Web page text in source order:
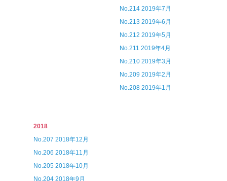
No.214 2019年7月
No.213 2019年6月
No.212 2019年5月
No.211 2019年4月
No.210 2019年3月
No.209 2019年2月
No.208 2019年1月
2018
No.207 2018年12月
No.206 2018年11月
No.205 2018年10月
No.204 2018年9月